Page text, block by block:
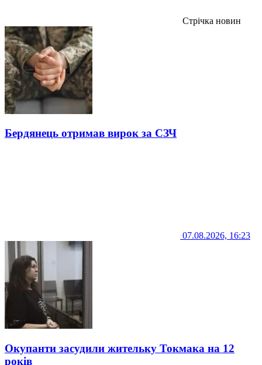
Стрічка новин
Бердянець отримав вирок за СЗЧ
07.08.2026, 16:23
Окупанти засудили жительку Токмака на 12
років